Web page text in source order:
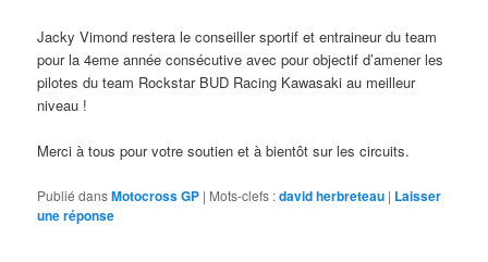
Jacky Vimond restera le conseiller sportif et entraineur du team
pour la 4eme année consécutive avec pour objectif d’amener les
pilotes du team Rockstar BUD Racing Kawasaki au meilleur
niveau !
Merci à tous pour votre soutien et à bientôt sur les circuits.
Publié dansMotocross GP | Mots-clefs :david herbreteau | Laisser
une réponse